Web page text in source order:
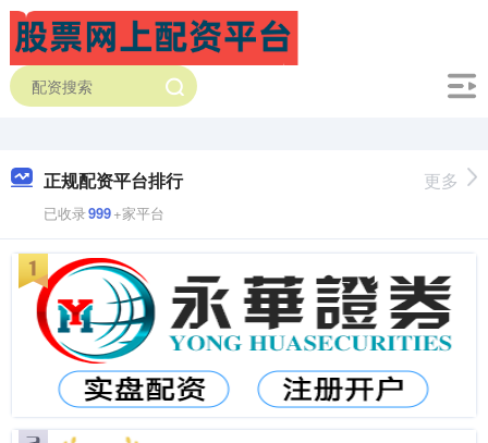
正规配资平台排行
已收录999+家平台
更多